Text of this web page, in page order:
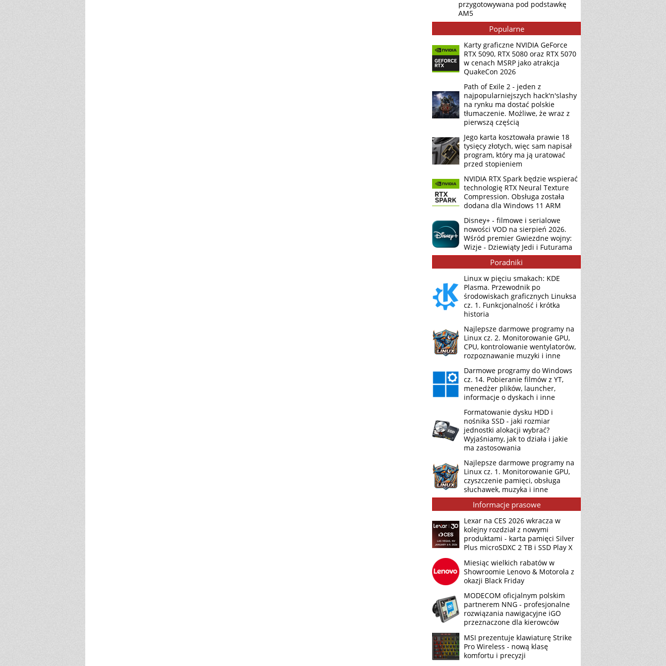
przygotowywana pod podstawkę
AM5
Popularne
Karty graficzne NVIDIA GeForce
RTX 5090, RTX 5080 oraz RTX 5070
w cenach MSRP jako atrakcja
QuakeCon 2026
Path of Exile 2 - jeden z
najpopularniejszych hack'n'slashy
na rynku ma dostać polskie
tłumaczenie. Możliwe, że wraz z
pierwszą częścią
Jego karta kosztowała prawie 18
tysięcy złotych, więc sam napisał
program, który ma ją uratować
przed stopieniem
NVIDIA RTX Spark będzie wspierać
technologię RTX Neural Texture
Compression. Obsługa została
dodana dla Windows 11 ARM
Disney+ - filmowe i serialowe
nowości VOD na sierpień 2026.
Wśród premier Gwiezdne wojny:
Wizje - Dziewiąty Jedi i Futurama
Poradniki
Linux w pięciu smakach: KDE
Plasma. Przewodnik po
środowiskach graficznych Linuksa
cz. 1. Funkcjonalność i krótka
historia
Najlepsze darmowe programy na
Linux cz. 2. Monitorowanie GPU,
CPU, kontrolowanie wentylatorów,
rozpoznawanie muzyki i inne
Darmowe programy do Windows
cz. 14. Pobieranie filmów z YT,
menedżer plików, launcher,
informacje o dyskach i inne
Formatowanie dysku HDD i
nośnika SSD - jaki rozmiar
jednostki alokacji wybrać?
Wyjaśniamy, jak to działa i jakie
ma zastosowania
Najlepsze darmowe programy na
Linux cz. 1. Monitorowanie GPU,
czyszczenie pamięci, obsługa
słuchawek, muzyka i inne
Informacje prasowe
Lexar na CES 2026 wkracza w
kolejny rozdział z nowymi
produktami - karta pamięci Silver
Plus microSDXC 2 TB i SSD Play X
Miesiąc wielkich rabatów w
Showroomie Lenovo & Motorola z
okazji Black Friday
MODECOM oficjalnym polskim
partnerem NNG - profesjonalne
rozwiązania nawigacyjne iGO
przeznaczone dla kierowców
MSI prezentuje klawiaturę Strike
Pro Wireless - nową klasę
komfortu i precyzji